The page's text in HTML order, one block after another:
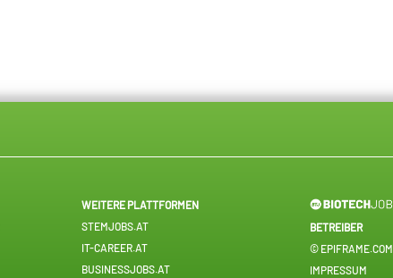
WEITERE PLATTFORMEN
STEMJOBS.AT
IT-CAREER.AT
BUSINESSJOBS.AT
BETREIBER
© EPIFRAME.COM
IMPRESSUM